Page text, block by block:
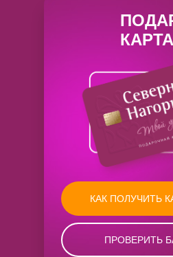
КАРТА
КАК ПОЛУЧИТЬ
ПРОВЕРИТЬ